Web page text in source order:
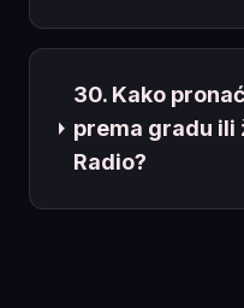
30. Kako
prema gradu ili
Radio?